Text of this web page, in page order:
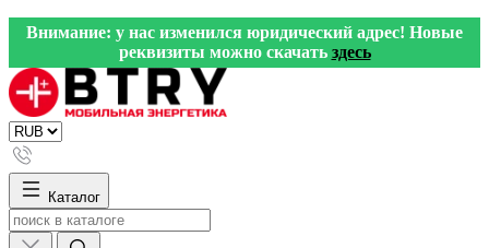
Внимание: у нас изменился юридический адрес! Новые
реквизиты можно скачать здесь
Каталог